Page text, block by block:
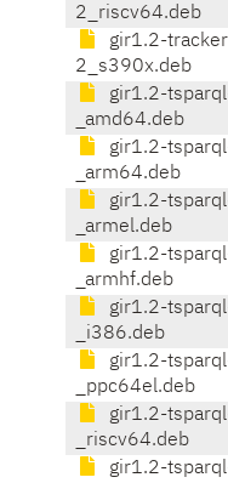
2_riscv64.deb
gir1.2-
2_s390x.deb
gir1.2-
_amd64.deb
gir1.2-
_arm64.deb
gir1.2-
_armel.deb
gir1.2-
_armhf.deb
gir1.2-
_i386.deb
gir1.2-
_ppc64el.deb
gir1.2-
_riscv64.deb
gir1.2-